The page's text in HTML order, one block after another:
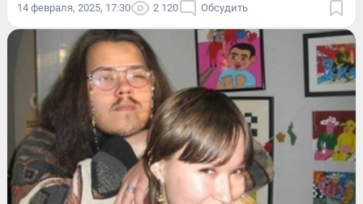
14 февраля, 2025, 17:30 2 120 Обсудить